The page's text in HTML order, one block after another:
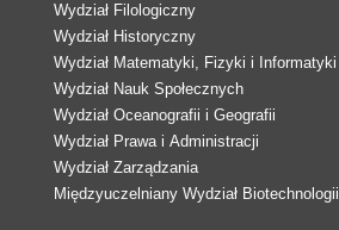
Wydział Filologiczny
Wydział Historyczny
Wydział Matematyki, Fizyki i Informatyki
Wydział Nauk Społecznych
Wydział Oceanografii i Geografii
Wydział Prawa i Administracji
Wydział Zarządzania
Międzyuczelniany Wydział Biotechnologii